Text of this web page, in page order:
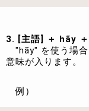
3. [主語] ＋ hãy
"hãy" を使う場合
意味が入ります。
例）